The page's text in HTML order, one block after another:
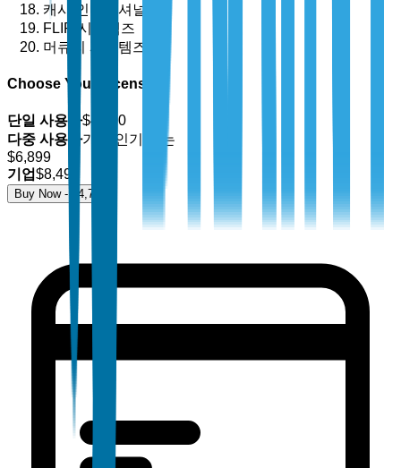
캐시 인터내셔널
FLIR 시스템즈
머큐리 시스템즈
Choose Your License
단일 사용자$4,700
다중 사용자가장 인기 있는
$6,899
기업$8,499
Buy Now - $ 4,700